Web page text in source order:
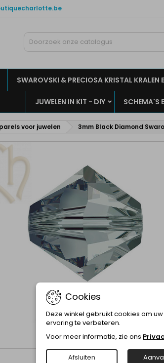
SWAROVSKI & PRECIOSA KRISTAL KRALEN
JUWELEN IN KIT - DIY SCHEMA'S
voor juwelen 3mm Black Diamond
Mijn verlanglijsten
Maak een lijst
Maak een verlanglijst
Inloggen
U moet ingelogd zijn om producten in uw
Cookies
Deze winkel gebruikt cookies om
ervaring te verbeteren.
Voor meer informatie, zie ons
Afsluiten